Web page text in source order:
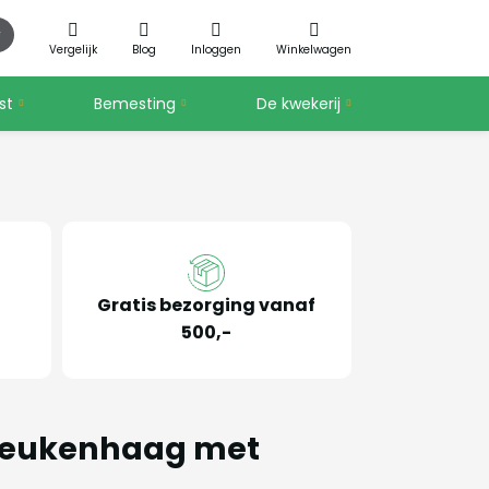
Vergelijk Blog Inloggen Winkelwagen
Bemesting De kwekerij
Gratis bezorging vanaf
500,-
met